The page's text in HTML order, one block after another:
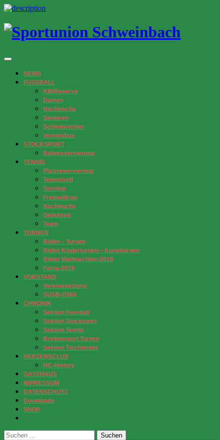
NEWS
FUSSBALL
KM/Reserve
Damen
Nachwuchs
Senioren
Schiedsrichter
Vereinsbus
STOCKSPORT
Bahnreservierung
TENNIS
Platzreservierung
Tennistreff
Termine
Freiwaldcup
Nachwuchs
Gebühren
Team
TURNEN
Bilder – Turnen
Bilder Kinderturnen – Kunstturnen
Bilder Weihnachten-2019
Fotos-2019
VORSTAND
Vereinssatzung
SUSB-O365
CHRONIK
Sektion Fussball
Sektion Stocksport
Sektion Tennis
Breitensport Turnen
Sektion Tischtennis
HERZENSCLUB
HC-History
GASTHAUS
IMPRESSUM
DATENSCHUTZ
Downloads
SHOP
Suchen